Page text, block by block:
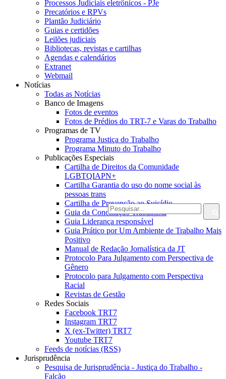
Processos Judiciais eletrônicos - PJe
Precatórios e RPVs
Plantão Judiciário
Guias e certidões
Leilões judiciais
Bibliotecas, revistas e cartilhas
Agendas e calendários
Extranet
Webmail
Notícias
Todas as Notícias
Banco de Imagens
Fotos de eventos
Fotos de Prédios do TRT-7 e Varas do Trabalho
Programas de TV
Programa Justiça do Trabalho
Programa Minuto do Trabalho
Publicações Especiais
Cartilha de Direitos da Comunidade
LGBTQIAPN+
Cartilha Garantia do uso do nome social às
pessoas trans
Cartilha de Prevenção ao Suicídio
Guia da Conciliação Trabalhista
Guia Liderança responsável
Guia Prático por Um Ambiente de Trabalho Mais
Positivo
Manual de Redação Jornalística da JT
Protocolo Para Julgamento com Perspectiva de
Gênero
Protocolo para Julgamento com Perspectiva
Racial
Revistas de Gestão
Redes Sociais
Facebook TRT7
Instagram TRT7
X (ex-Twitter) TRT7
Youtube TRT7
Feeds de notícias (RSS)
Jurisprudência
Pesquisa de Jurisprudência - Justiça do Trabalho -
Falcão